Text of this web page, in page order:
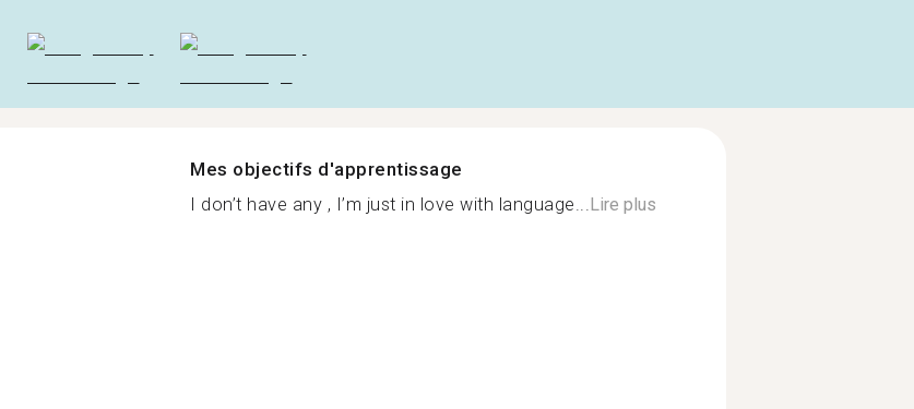
Mes objectifs d'apprentissage
I don’t have any , I’m just in love with language... Lire plus